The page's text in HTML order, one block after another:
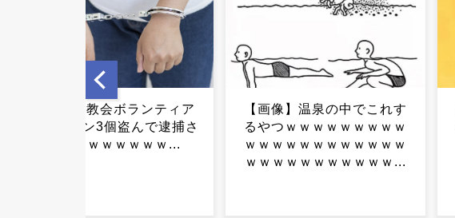
高市首相「仕事で寝てませ
ん」→玉木代表の一言が火
の玉ストレート...
【画像】温泉の中でこれす
るやつｗｗｗｗｗｗｗｗｗ
ｗｗｗｗｗｗｗｗｗｗｗｗ